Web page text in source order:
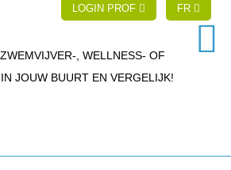
LOGIN PROF FR
, WELLNESS- OF
JOUW BUURT EN VERGELIJK!